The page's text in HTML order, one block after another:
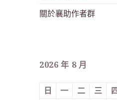
關於襄助作者群
2026 年 8 月
日 一 二 三